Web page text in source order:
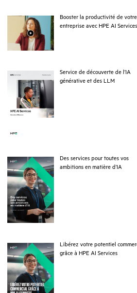
Booster la productivité de votre
entreprise avec HPE AI Services
Service de découverte de l’IA
générative et des LLMpdf
Des services pour toutes vos
ambitions en matière d’IApdf
Libérez votre potentiel
grâce à HPE AI Servicespdf